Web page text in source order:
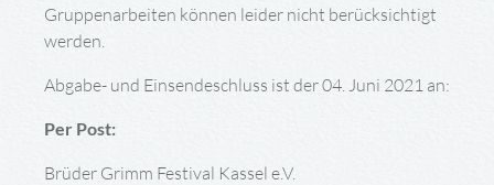
Gruppenarbeiten können leider nicht berücksichtigt
werden.
Abgabe- und Einsendeschluss ist der 04. Juni 2021 an:
Per Post:
Brüder Grimm Festival Kassel e.V.